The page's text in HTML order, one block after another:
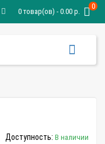
0 товар(ов) - 0.00 р.
0
Доступность: В наличии